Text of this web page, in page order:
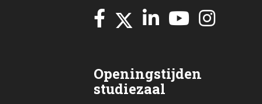
Openingstijden
studiezaal